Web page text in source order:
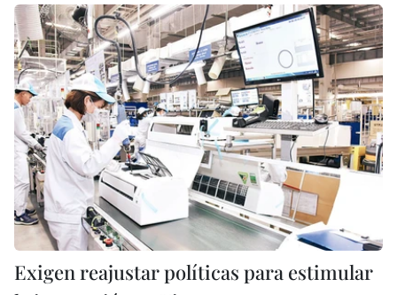
Exigen reajustar políticas para estimular